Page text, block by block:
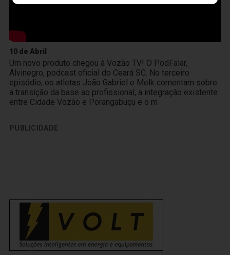
10 de Abril
Um novo produto chegou à Vozão TV! O PodFalar,
Alvinegro, podcast oficial do Ceará SC. No terceiro
episódio, os atletas João Gabriel e Melk comentam sobre
a transição da base ao profissional, a integração existente
entre Cidade Vozão e Porangabuçu e o m
PUBLICIDADE